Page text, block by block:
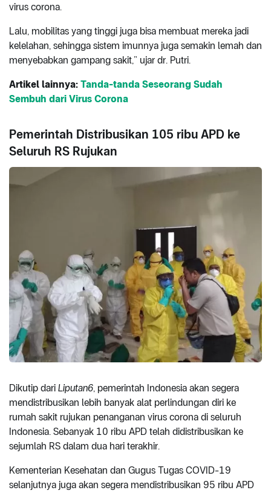
virus corona.
Lalu, mobilitas yang tinggi juga bisa membuat mereka jadi
kelelahan, sehingga sistem imunnya juga semakin lemah dan
menyebabkan gampang sakit,” ujar dr. Putri.
Artikel lainnya: Tanda-tanda Seseorang Sudah
Sembuh dari Virus Corona
Pemerintah Distribusikan 105 ribu APD ke
Seluruh RS Rujukan
Dikutip dari Liputan6, pemerintah Indonesia akan segera
mendistribusikan lebih banyak alat perlindungan diri ke
rumah sakit rujukan penanganan virus corona di seluruh
Indonesia. Sebanyak 10 ribu APD telah didistribusikan ke
sejumlah RS dalam dua hari terakhir.
Kementerian Kesehatan dan Gugus Tugas COVID-19
selanjutnya juga akan segera mendistribusikan 95 ribu APD